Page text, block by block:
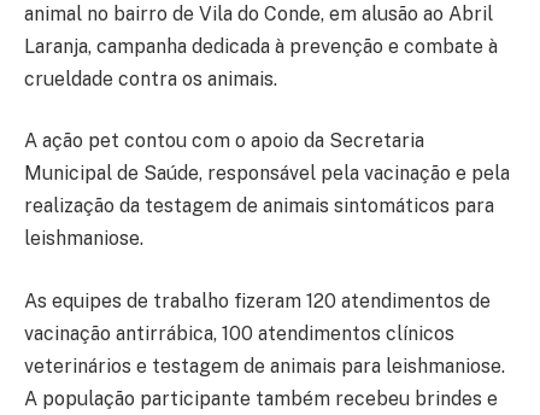
animal no bairro de Vila do Conde, em alusão ao Abril
Laranja, campanha dedicada à prevenção e combate à
crueldade contra os animais.
A ação pet contou com o apoio da Secretaria
Municipal de Saúde, responsável pela vacinação e pela
realização da testagem de animais sintomáticos para
leishmaniose.
As equipes de trabalho fizeram 120 atendimentos de
vacinação antirrábica, 100 atendimentos clínicos
veterinários e testagem de animais para leishmaniose.
A população participante também recebeu brindes e